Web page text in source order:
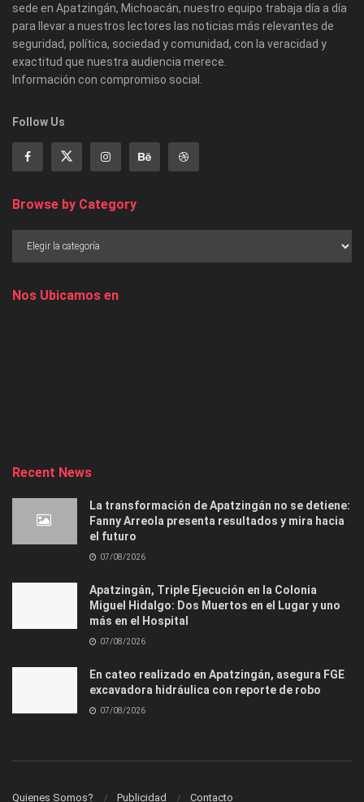
sede en Apatzingán, Michoacán, nuestro equipo trabaja día a día
para llevar a nuestros lectores las noticias más relevantes de
seguridad, política, sociedad y comunidad, con la veracidad y
exactitud que nuestra audiencia merece.
Información con compromiso social.
Follow Us
Browse by Category
Nos Ubicamos en
Recent News
La transformación de Apatzingán no se detiene:
Fanny Arreola presenta resultados y mira hacia
el futuro
07/08/2026
Apatzingán, Triple Ejecución en la Colonia
Miguel Hidalgo: Dos Muertos en el Lugar y uno
más en el Hospital
07/08/2026
En cateo realizado en Apatzingán, asegura FGE
excavadora hidráulica con reporte de robo
07/08/2026
Quienes Somos? Publicidad Contacto